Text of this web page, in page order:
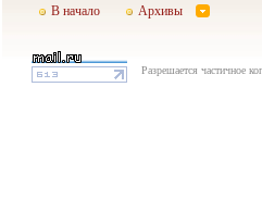
В начало Архивы
Разрешается частичное